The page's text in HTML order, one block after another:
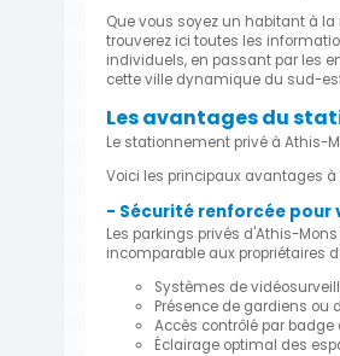
Que vous soyez un habitant à
trouverez ici toutes les
individuels, en passant par les
cette ville dynamique du sud-
Les avantages du
Le stationnement privé à Athis-
Voici les principaux avantages
- Sécurité renforcée pour
Les parkings privés d'Athis-
incomparable aux propriétaires
Systèmes de
Présence de gardiens ou
Accès contrôlé par
Éclairage optimal des